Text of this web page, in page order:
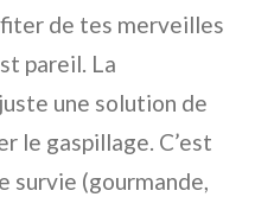
de tes merveilles
pareil. La
une solution de
le gaspillage. C’est
survie (gourmande,